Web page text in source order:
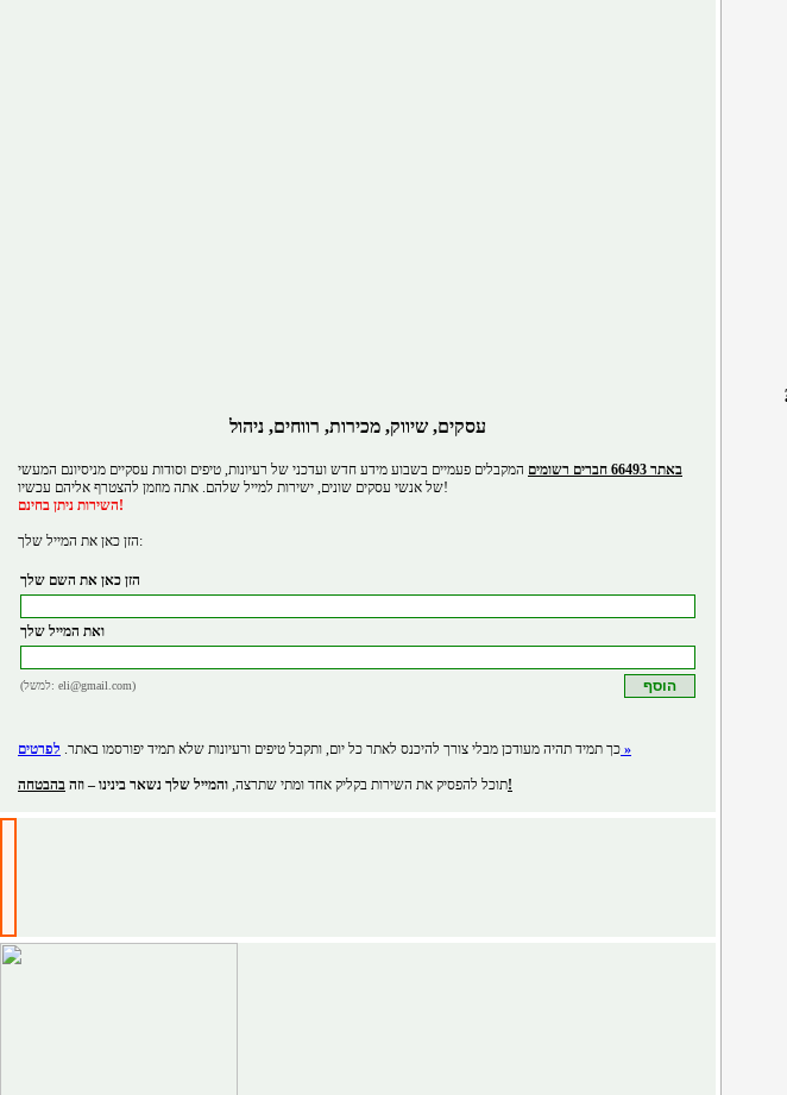
עסקים, שיווק, מכירות, רווחים, ניהול
באתר 66493 חברים רשומים
המקבלים פעמיים בשבוע מידע חדש ועדכני של רעיונות, טיפים וסודות עסקיים מניסיונם המעשי
של אנשי עסקים שונים, ישירות למייל שלהם. אתה מוזמן להצטרף אליהם עכשיו!
השירות ניתן בחינם!
הזן כאן את המייל שלך:
הזן כאן את השם שלך
ואת המייל שלך
(למשל: eli@gmail.com)
כך תמיד תהיה מעודכן מבלי צורך להיכנס לאתר כל יום, ותקבל טיפים ורעיונות שלא תמיד יפורסמו באתר. לפרטים »
תוכל להפסיק את השירות בקליק אחד ומתי שתרצה, והמייל שלך נשאר בינינו – וזה בהבטחה!